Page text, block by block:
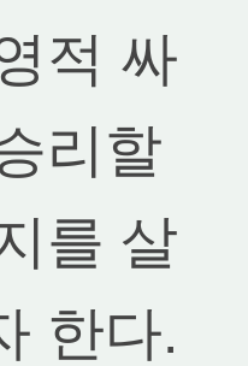
적 싸
리할
를 살
한다.